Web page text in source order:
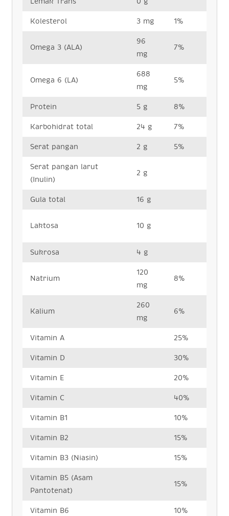
Kolesterol 3 mg 1%
Omega 3 (ALA)
96
mg
7%
Omega 6 (LA)
688
mg
5%
Protein 5 g 8%
Karbohidrat total 24 g 7%
Serat pangan 2 g 5%
Serat pangan larut
(Inulin)
2 g
Gula total 16 g
Laktosa 10 g
Sukrosa 4 g
Natrium
120
mg
8%
Kalium
260
mg
6%
Vitamin A 25%
Vitamin D 30%
Vitamin E 20%
Vitamin C 40%
Vitamin B1 10%
Vitamin B2 15%
Vitamin B3 (Niasin) 15%
Vitamin B5 (Asam
Pantotenat)
15%
Vitamin B6 10%